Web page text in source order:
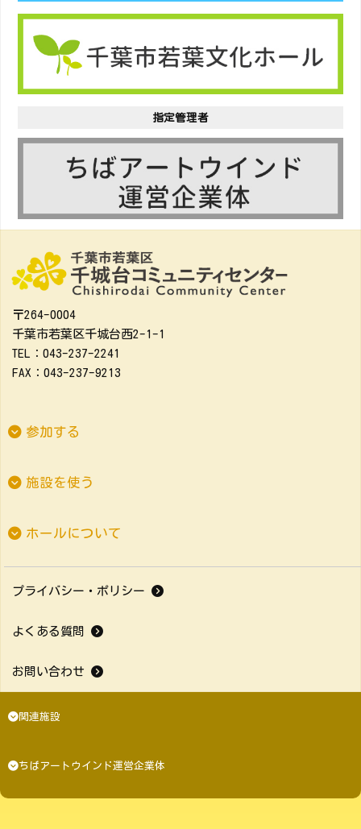
指定管理者
〒264-0004
千葉市若葉区千城台西2-1-1
TEL：043-237-2241
FAX：043-237-9213
参加する
施設を使う
ホールについて
プライバシー・ポリシー
よくある質問
お問い合わせ
関連施設
ちばアートウインド運営企業体